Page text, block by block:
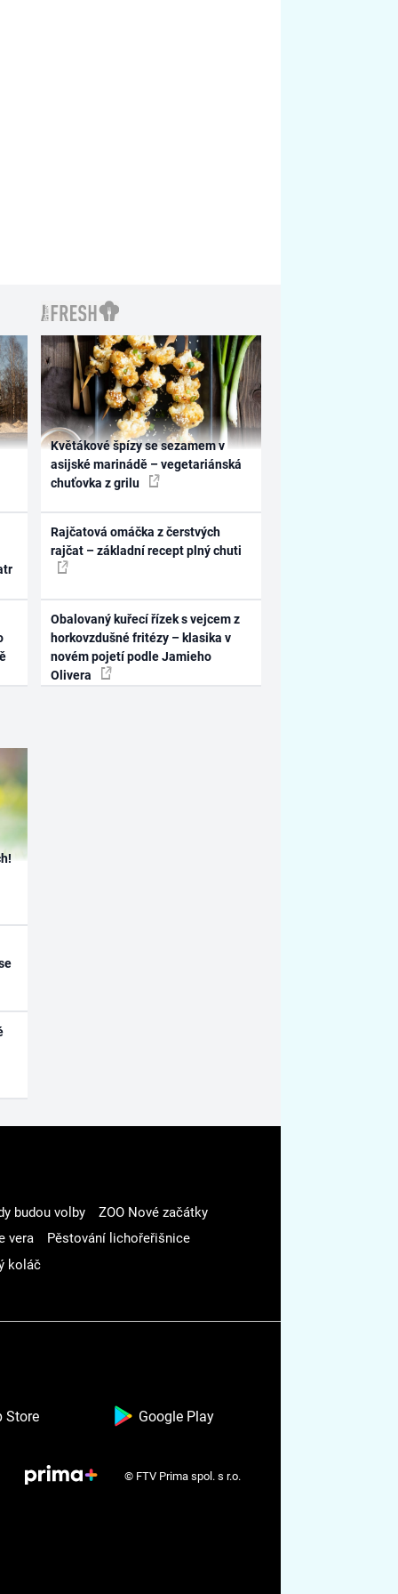
Květákové špízy se sezamem v
asijské marinádě – vegetariánská
chuťovka z grilu
Rajčatová omáčka z čerstvých
rajčat – základní recept plný chuti
Obalovaný kuřecí řízek s vejcem z
horkovzdušné fritézy – klasika v
novém pojetí podle Jamieho
Olivera
budou volby
ZOO Nové začátky
vera
Pěstování lichořeřišnice
koláč
Store Google Play
© FTV Prima spol. s r.o.